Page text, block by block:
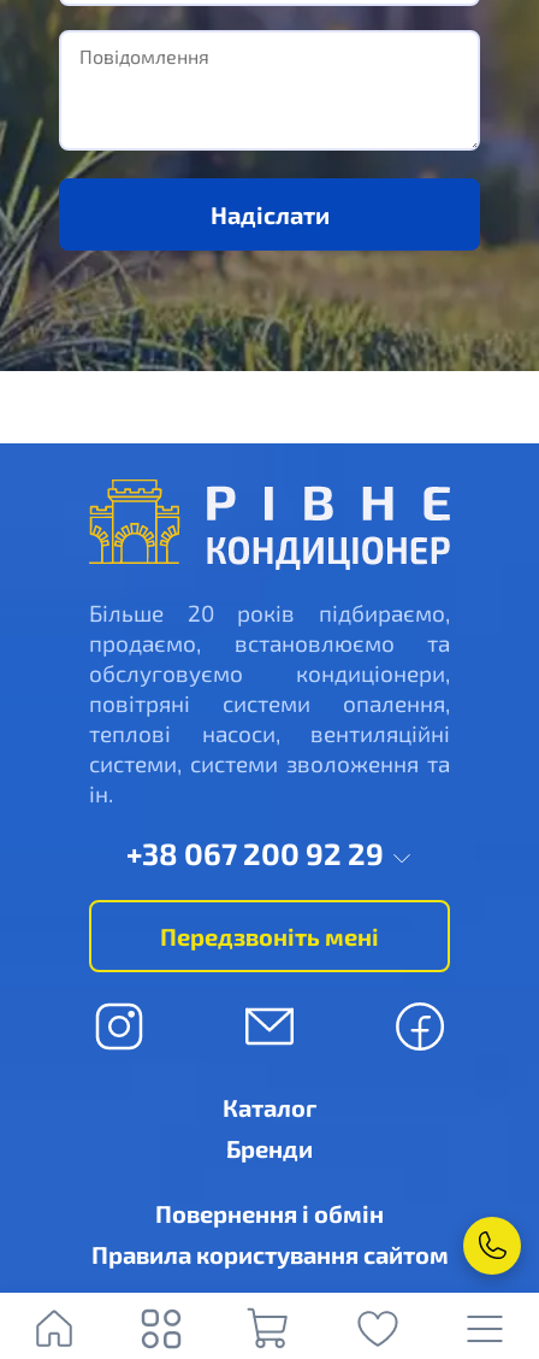
Надіслати
Більше 20 років підбираємо,
продаємо, встановлюємо та
обслуговуємо кондиціонери,
повітряні системи опалення,
теплові насоси, вентиляційні
системи, системи зволоження та
ін.
+38 067 200 92 29
Передзвоніть мені
Каталог
Бренди
Повернення і обмін
Правила користування сайтом
© Рівне-кондиціонер, м. Рівне, вул. Дубенська, 6-А